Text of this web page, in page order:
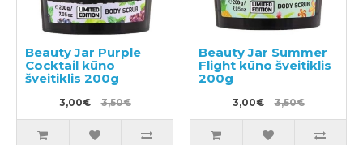
Beauty Jar Purple
Cocktail kūno
šveitiklis 200g
3,00€ 3,50€
Beauty Jar Summer
Flight kūno šveitiklis
200g
3,00€ 3,50€